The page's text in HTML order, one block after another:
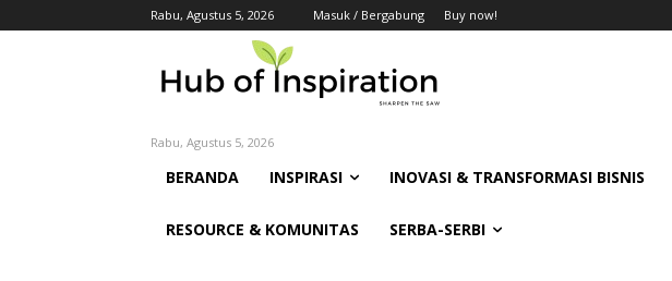
Rabu, Agustus 5, 2026 Masuk / Bergabung Buy now!
Rabu, Agustus 5, 2026
BERANDA INSPIRASI INOVASI & TRANSFORMASI BISNIS
RESOURCE & KOMUNITAS SERBA-SERBI